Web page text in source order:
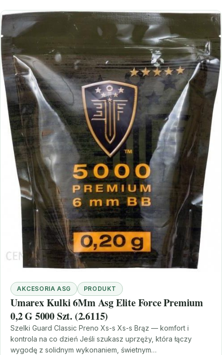
AKCESORIA ASG PRODUKT
Umarex Kulki 6Mm Asg Elite Force Premium
0,2 G 5000 Szt. (2.6115)
Szelki Guard Classic Preno Xs-s Xs-s Brąz — komfort i
kontrola na co dzień Jeśli szukasz uprzęży, która łączy
wygodę z solidnym wykonaniem, świetnym…